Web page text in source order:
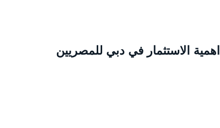
الاستثمار في دبي للمصريين